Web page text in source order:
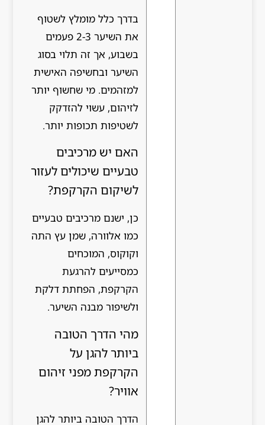
בדרך כלל מומלץ לשטוף
את השיער 2-3 פעמים
בשבוע, אך זה תלוי בסוג
השיער ובחשיפה האישית
למזהמים. מי שחשוף יותר
לזיהום, עשוי להזדקק
לשטיפות תכופות יותר.
האם יש מרכיבים
טבעיים שיכולים לעזור
לשיקום הקרקפת?
כן, ישנם מרכיבים טבעיים
כמו אלוורה, שמן עץ התה
וקוקוס, המוכחים
כמסייעים להרגעת
הקרקפת, הפחתת דלקת
ולשיפור מבנה השיער.
מהי הדרך הטובה
ביותר להגן על
הקרקפת מפני זיהום
הדרך הטובה ביותר להגן